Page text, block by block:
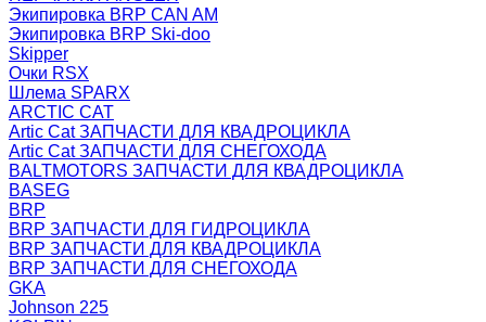
Экипировка BRP CAN AM
Экипировка BRP Ski-doo
Skipper
Очки RSX
Шлема SPARX
ARCTIC CAT
Artic Cat ЗАПЧАСТИ ДЛЯ КВАДРОЦИКЛА
Artic Cat ЗАПЧАСТИ ДЛЯ СНЕГОХОДА
BALTMOTORS ЗАПЧАСТИ ДЛЯ КВАДРОЦИКЛА
BASEG
BRP
BRP ЗАПЧАСТИ ДЛЯ ГИДРОЦИКЛА
BRP ЗАПЧАСТИ ДЛЯ КВАДРОЦИКЛА
BRP ЗАПЧАСТИ ДЛЯ СНЕГОХОДА
GKA
Johnson 225